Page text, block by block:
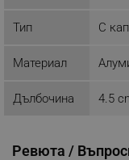
Тип С
Материал
Дълбочина 4.5
Ревюта /